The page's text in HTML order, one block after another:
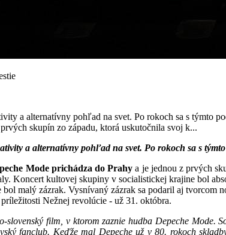
a alternatívny pohľad na svet. Po rokoch sa s týmto
skupín zo západu, ktorá uskutočnila svoj k...
a alternatívny pohľad na svet. Po rokoch sa s
Mode prichádza do Prahy a je jednou z prvých
Koncert kultovej skupiny v socialistickej krajine bol
malý zázrak. Vysnívaný zázrak sa podaril aj
Nežnej revolúcie - už 31. októbra.
slovenský film, v ktorom zaznie hudba Depeche
fanclub. Keďže mal Depeche už v 80. rokoch